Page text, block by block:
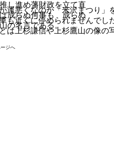
ジへ
運悪くなのか「米沢まつり」
も近くに停められませんでし
は上杉謙信や上杉鷹山の像の
し進め藩財政を立て直
成らぬ何事も 成らぬ
の名言である。